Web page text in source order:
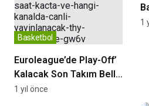
Euroleague’de Play-Off’
Kalacak Son Takım Belli
OLuyor
Basketbol
1 yıl önce
1
NBA